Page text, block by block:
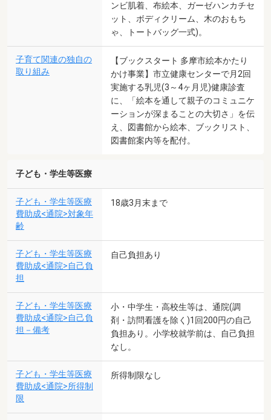
ンビ肌着、布絵本、ガーゼハンカチセ
ット、ボディクリーム、木のおもち
ゃ、トートバッグ一式)。
子育て関連の独自の
取り組み
【ブックスタート 多摩市絵本かたり
かけ事業】市立健康センターで月2回
実施する乳児(3～4ヶ月児)健康診査
に、「絵本を通して親子のコミュニケ
ーションが深まることの大切さ」を伝
え、図書館から絵本、ブックリスト、
図書館案内等を配付。
子ども・学生等医療
子ども・学生等医療
費助成<通院>対象年
齢
18歳3月末まで
子ども・学生等医療
費助成<通院>自己負
担
自己負担あり
子ども・学生等医療
費助成<通院>自己負
担－備考
小・中学生・高校生等は、通院(調
剤・訪問看護を除く)1回200円の自己
負担あり。小学校就学前は、自己負担
なし。
子ども・学生等医療
費助成<通院>所得制
限
所得制限なし